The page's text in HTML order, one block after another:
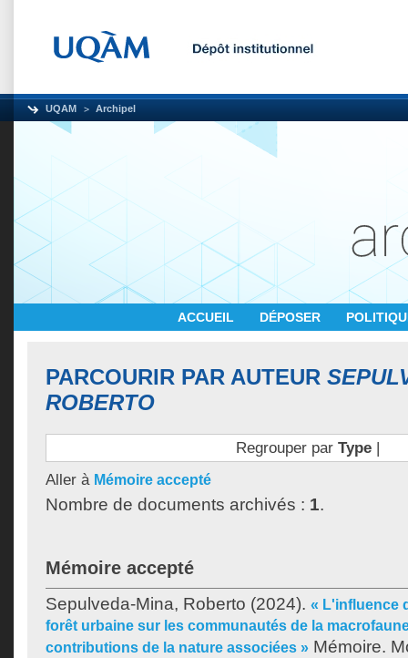
UQAM Archipel
ACCUEIL DÉPOSER
PARCOURIR PAR AUTEUR
ROBERTO
Regrouper par Type|
Aller à Mémoire accepté
Nombre de documents archivés : 1.
Mémoire accepté
Sepulveda-Mina, Roberto (2024). « L'influence
forêt urbaine sur les communautés de la
contributions de la nature associées » Mémoire.